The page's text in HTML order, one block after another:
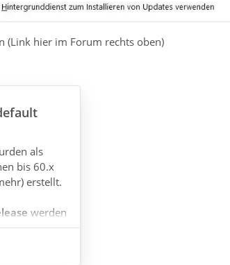
(Link hier im Forum rechts oben)
als
bis 60.x
erstellt.
werden
ab 68.x
erstellt.